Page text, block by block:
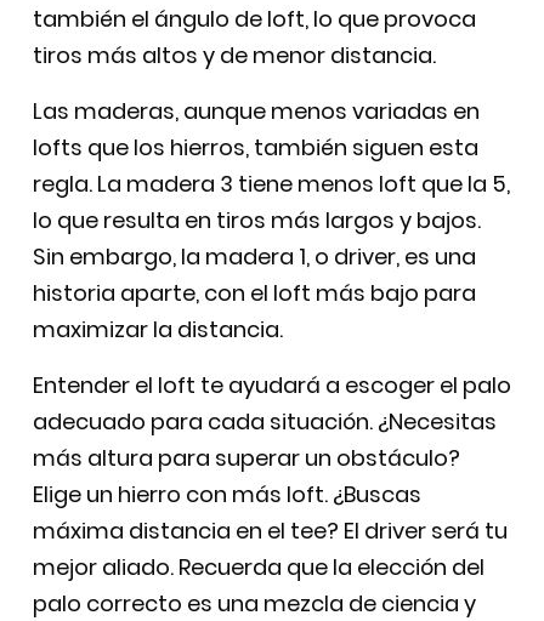
también el ángulo de loft, lo que provoca
tiros más altos y de menor distancia.
Las maderas, aunque menos variadas en
lofts que los hierros, también siguen esta
regla. La madera 3 tiene menos loft que la 5,
lo que resulta en tiros más largos y bajos.
Sin embargo, la madera 1, o driver, es una
historia aparte, con el loft más bajo para
maximizar la distancia.
Entender el loft te ayudará a escoger el palo
adecuado para cada situación. ¿Necesitas
más altura para superar un obstáculo?
Elige un hierro con más loft. ¿Buscas
máxima distancia en el tee? El driver será tu
mejor aliado. Recuerda que la elección del
palo correcto es una mezcla de ciencia y